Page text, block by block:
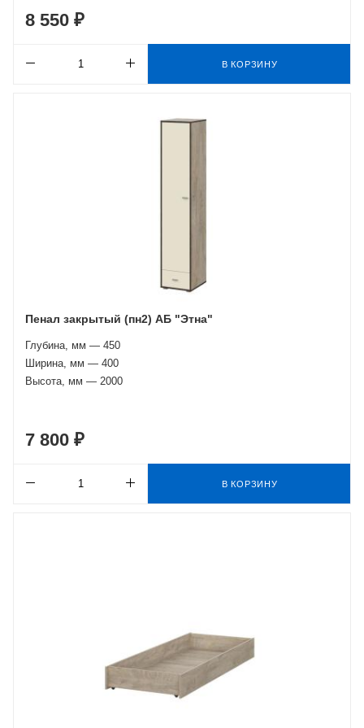
8 550 ₽
В КОРЗИНУ
Пенал закрытый (пн2) АБ "Этна"
Глубина, мм — 450
Ширина, мм — 400
Высота, мм — 2000
7 800 ₽
В КОРЗИНУ